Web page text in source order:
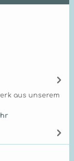
aus unserem